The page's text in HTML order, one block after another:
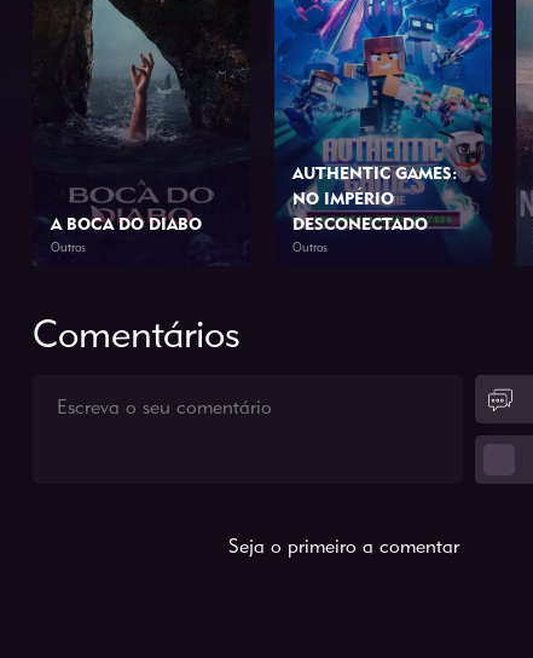
A BOCA DO DIABO
Outros
AUTHENTIC GAMES:
NO IMPÉRIO
DESCONECTADO
Outros
Comentários
Seja o primeiro a comentar